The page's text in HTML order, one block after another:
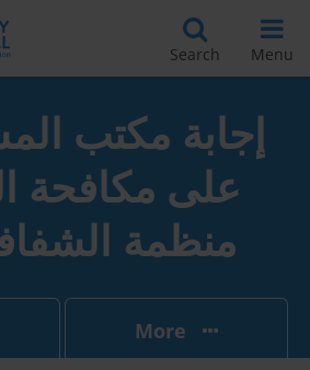
Search Menu
إجابة مكتب
على مكافحة
منظمة
More